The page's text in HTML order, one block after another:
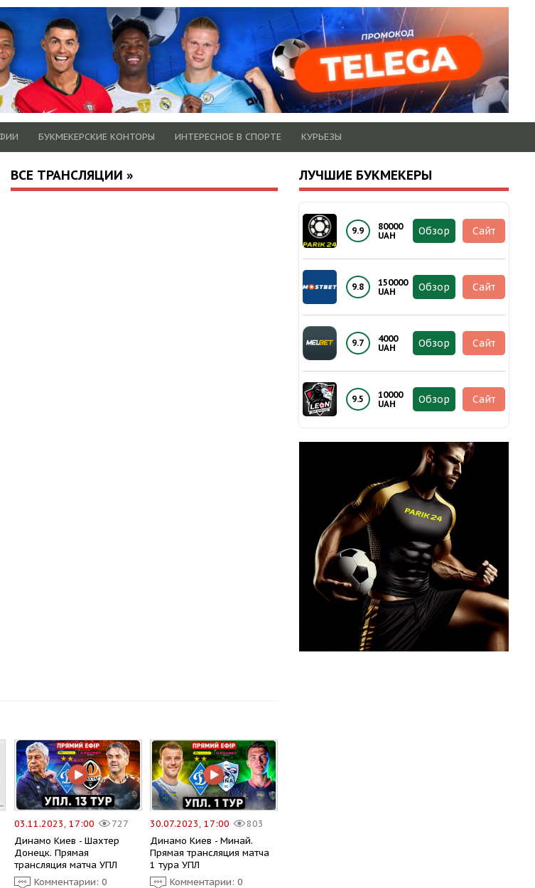
БУКМЕКЕРСКИЕ КОНТОРЫ ИНТЕРЕСНОЕ В СПОРТЕ КУРЬЕЗЫ
ВСЕ ТРАНСЛЯЦИИ »
03.11.2023, 17:00
727
Динамо Киев - Шахтер
Донецк. Прямая
трансляция матча УПЛ
Комментарии: 0
30.07.2023, 17:00
803
Динамо Киев - Минай.
Прямая трансляция матча
1 тура УПЛ
Комментарии: 0
ЛУЧШИЕ БУКМЕКЕРЫ
9.9
80000
UAH
Обзор Сайт
9.8
150000
UAH
Обзор Сайт
9.7
4000
UAH
Обзор Сайт
9.5
10000
UAH
Обзор Сайт